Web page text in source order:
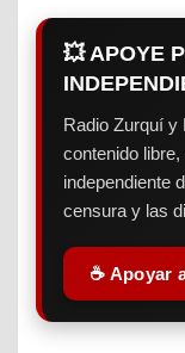
💥 APOYE
Radio Zurquí y
contenido
independiente
censura y las
☕ Apoyar